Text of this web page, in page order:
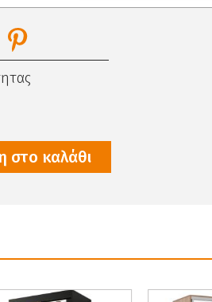
στο καλάθι